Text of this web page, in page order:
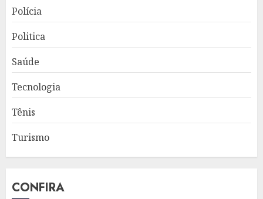
Polícia
Politica
Saúde
Tecnologia
Tênis
Turismo
CONFIRA